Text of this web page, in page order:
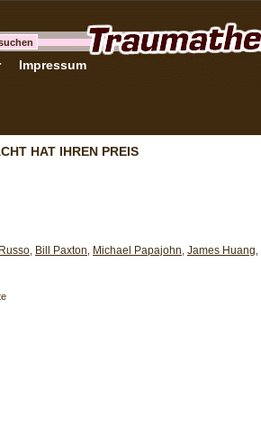
Impressum
HAT IHREN PREIS
Bill Paxton Michael Papajohn James Huang